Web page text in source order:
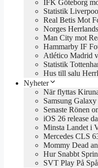
IFK Göteborg
Statistik
Real Betis Mot
Norges
Man City mot
Hammarby IF
Atlético Madrid
Statistik
Hus till salu
Nyheter
När flyttas
Samsung
Senaste Rönen
iOS 26 release
Minsta Landet i
Mercedes CLS
Mommy Dead
Hur Snabbt
SVT Play På